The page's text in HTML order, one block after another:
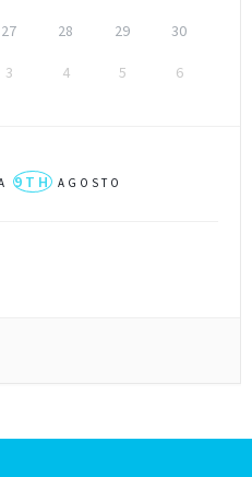
27 28 29 30
3 4 5 6
9TH AGOSTO